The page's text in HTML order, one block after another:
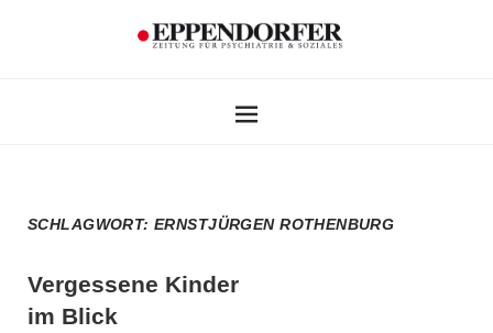
SCHLAGWORT:ERNSTJÜRGEN ROTHENBURG
Vergessene Kinder
im Blick